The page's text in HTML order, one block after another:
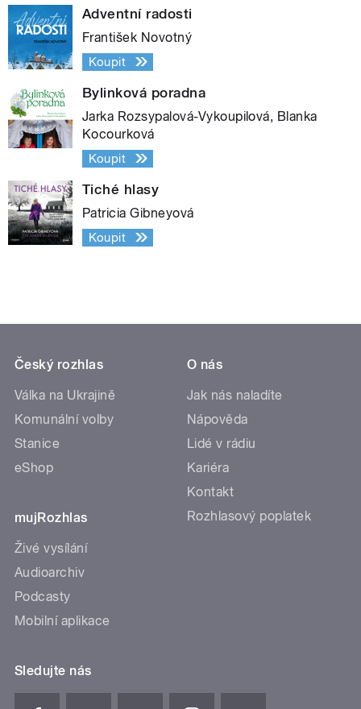
Adventní radosti
František Novotný
Koupit
Bylinková poradna
Jarka Rozsypalová-Vykoupilová, Blanka
Kocourková
Koupit
Tiché hlasy
Patricia Gibneyová
Koupit
Český rozhlas
Válka na Ukrajině
Komunální volby
Stanice
eShop
mujRozhlas
Živé vysílání
Audioarchiv
Podcasty
Mobilní aplikace
O nás
Jak nás naladíte
Nápověda
Lidé v rádiu
Kariéra
Kontakt
Rozhlasový poplatek
Sledujte nás